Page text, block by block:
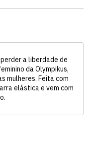
a liberdade de
da Olympikus,
mulheres. Feita com
elástica e vem com